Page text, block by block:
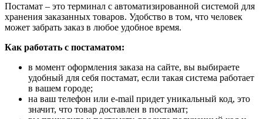
Постамат – это терминал с автоматизированной системой для
хранения заказанных товаров. Удобство в том, что человек
может забрать заказ в любое удобное время.
Как работать с постаматом:
в момент оформления заказа на сайте, вы выбираете
удобный для себя постамат, если такая система работает
в вашем городе;
на ваш телефон или e-mail придет уникальный код, это
значит, что товар доставлен в постамат;